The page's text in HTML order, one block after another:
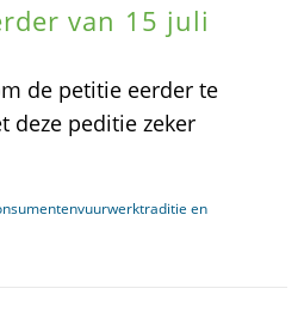
van 15 juli
de petitie eerder te
deze peditie zeker
en